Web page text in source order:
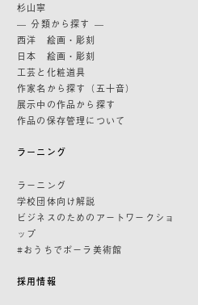
杉山寧
— 分類から探す —
西洋 絵画・彫刻
日本 絵画・彫刻
工芸と化粧道具
作家名から探す（五十音）
展示中の作品から探す
作品の保存管理について
ラーニング
ラーニング
学校団体向け解説
ビジネスのためのアートワークショ
ップ
#おうちでポーラ美術館
採用情報